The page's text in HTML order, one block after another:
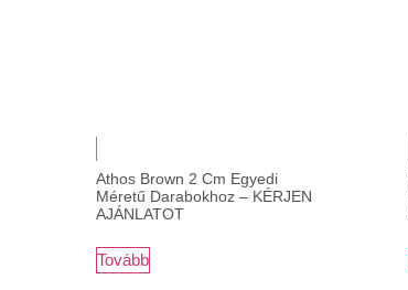
Athos Brown 2 Cm Egyedi
Méretű Darabokhoz – KÉRJEN
AJÁNLATOT
Tovább